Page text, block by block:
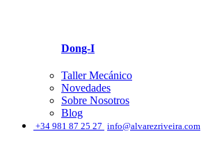
Dong-I
Taller Mecánico
Novedades
Sobre Nosotros
Blog
+34 981 87 25 27 info@alvarezriveira.com